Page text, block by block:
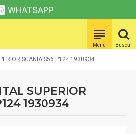
WHATSAPP
SCANIA S56 P124 1930934
SUPERIOR
1930934